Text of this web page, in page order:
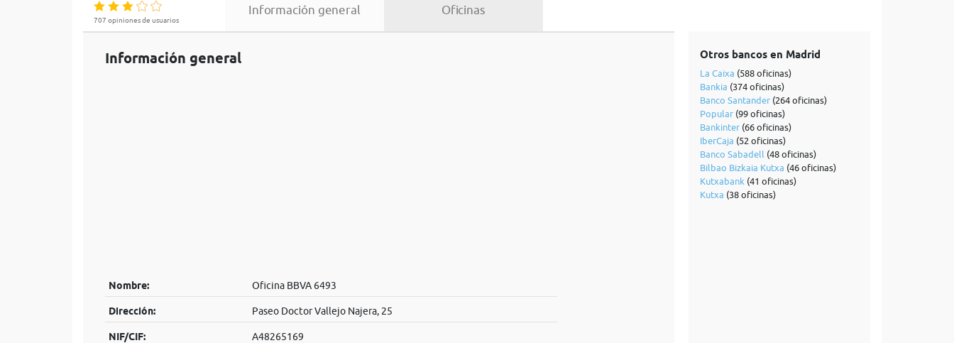
707 opiniones de usuarios
Información general Oficinas
Información general
Nombre: Oficina BBVA 6493
Dirección: Paseo Doctor Vallejo Najera, 25
NIF/CIF: A48265169
Otros bancos en Madrid
La Caixa (588 oficinas)
Bankia (374 oficinas)
Banco Santander(264 oficinas)
Popular(99 oficinas)
Bankinter(66 oficinas)
IberCaja (52 oficinas)
Banco Sabadell (48 oficinas)
Bilbao Bizkaia Kutxa (46 oficinas)
Kutxabank (41 oficinas)
Kutxa (38 oficinas)